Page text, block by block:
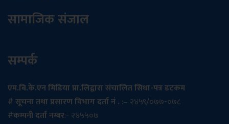
सामाजिक संजाल
सम्पर्क
एम.बि.के.एन मिडिया प्रा.लिद्वारा संचालित सिधा-पत्र डटकम
# सूचना तथा प्रसारण विभाग दर्ता नं . :– २४५९/०७७-०७८
#कम्पनी दर्ता नम्बर:- २४५५०७